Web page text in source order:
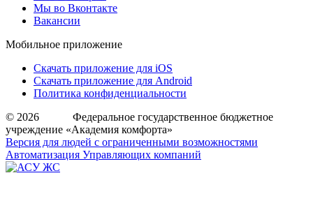
Мы во Вконтакте
Вакансии
Мобильное приложение
Скачать приложение для iOS
Скачать приложение для Android
Политика конфиденциальности
© 2026 Федеральное государственное бюджетное
учреждение «Академия комфорта»
Версия для людей с ограниченными возможностями
Автоматизация Управляющих компаний